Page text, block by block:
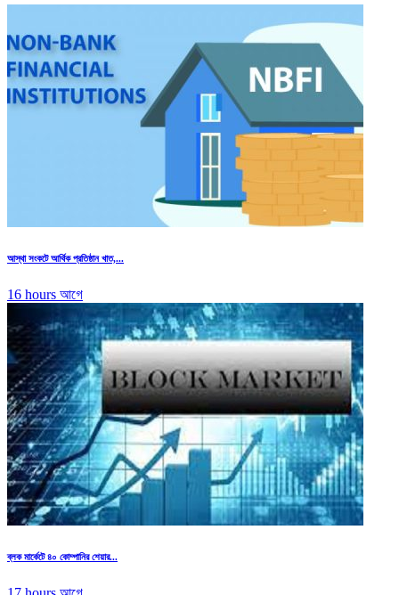
আস্থা সংকটে আর্থিক প্রতিষ্ঠান খাত,...
16 hours আগে
ব্লক মার্কেটে ৪০ কোম্পানির শেয়ার...